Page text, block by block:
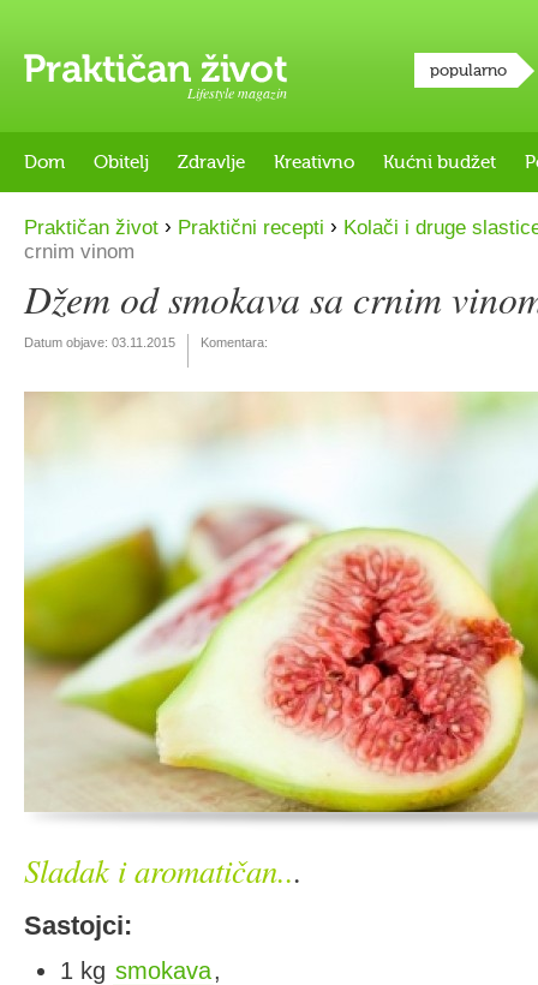
Lifestyle magazin
popularno
Dom Obitelj Zdravlje Kreativno Kućni budžet
Praktičan život › Praktični recepti › Kolači i druge
crnim vinom
Džem od smokava sa crnim
Datum objave: 03.11.2015 Komentara:
Sladak i aromatičan...
Sastojci:
1 kg smokava,